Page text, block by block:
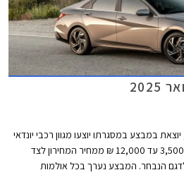
במבצע במסגרתו יוצעו מגוון רכבי יונדאי
היברידיים וחשמליים בהנחות של 3,500 עד 12,000 ₪ ממחיר המחירון לצד
הנבחר. המבצע נערך בכל אולמות